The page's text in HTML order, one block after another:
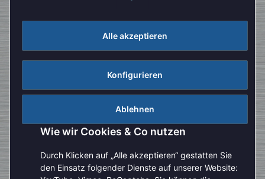
Alle akzeptieren
Konfigurieren
Ablehnen
Wie wir Cookies & Co nutzen
Durch Klicken auf „Alle akzeptieren“ gestatten Sie
den Einsatz folgender Dienste auf unserer Website: